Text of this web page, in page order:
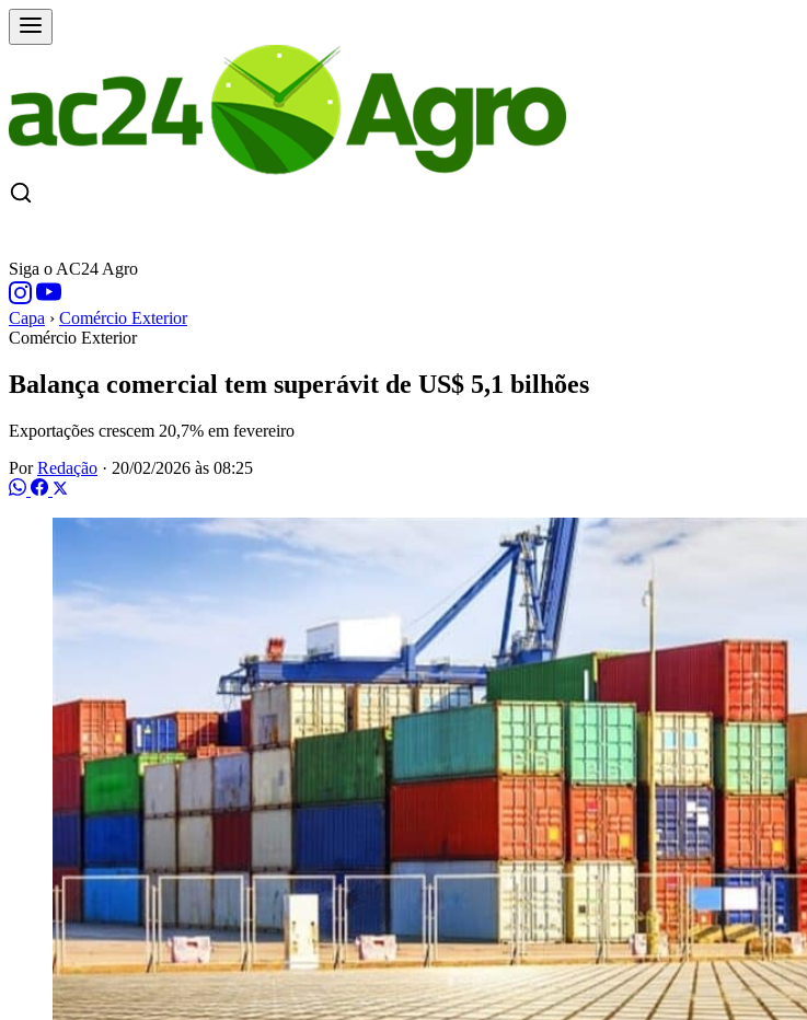
Siga o AC24 Agro
Capa › Comércio Exterior
Comércio Exterior
Balança comercial tem superávit de US$ 5,1 bilhões
Exportações crescem 20,7% em fevereiro
PorRedação · 20/02/2026 às 08:25